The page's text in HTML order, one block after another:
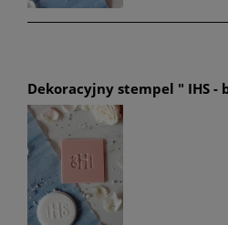
Dekoracyjny stempel " IHS -